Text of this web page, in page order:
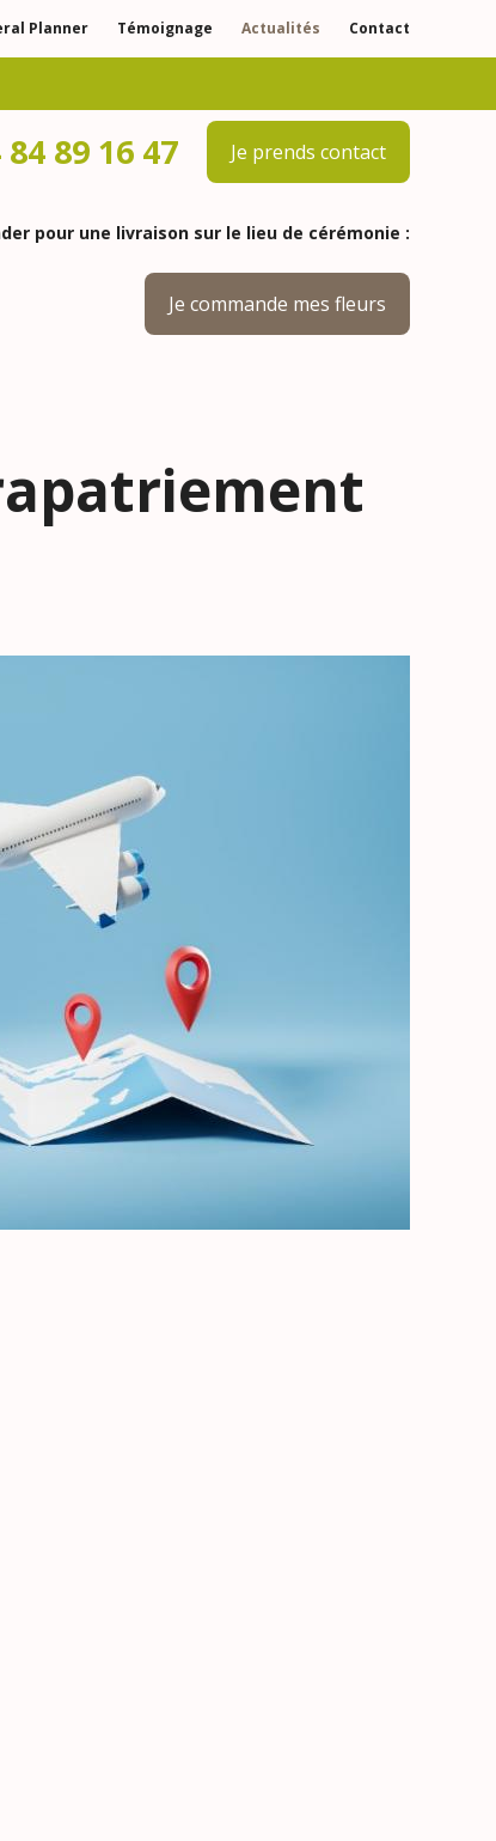
Planner Témoignage Actualités Contact
84 89 16 47 Je prends contact
pour une livraison sur le lieu de cérémonie :
Je commande mes fleurs